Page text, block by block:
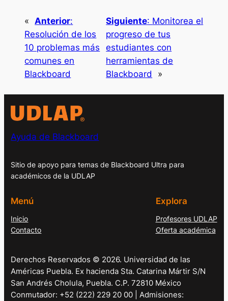
« Anterior:
Resolución de los
10 problemas más
comunes en
Blackboard
Siguiente: Monitorea el
progreso de tus
estudiantes con
herramientas de
Blackboard
»
Ayuda de Blackboard
Sitio de apoyo para temas de Blackboard Ultra para
académicos de la UDLAP
Menú
Inicio
Contacto
Explora
Profesores UDLAP
Oferta académica
Derechos Reservados © 2026. Universidad de las
Américas Puebla. Ex hacienda Sta. Catarina Mártir S/N
San Andrés Cholula, Puebla. C.P. 72810 México
Conmutador: +52 (222) 229 20 00 | Admisiones: